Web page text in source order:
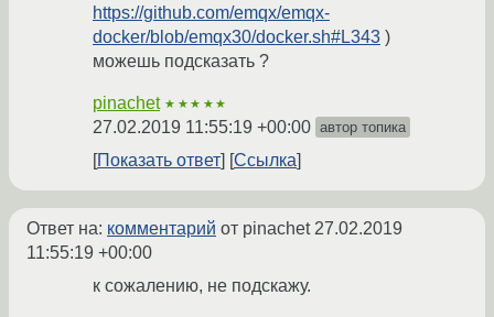
https://github.com/emqx/emqx-
docker/blob/emqx30/docker.sh#L343 )
можешь подсказать ?
pinachet ★★★★★
27.02.2019 11:55:19 +00:00 автор топика
Показать ответ Ссылка
Ответ на: комментарий от pinachet27.02.2019
11:55:19 +00:00
к сожалению, не подскажу.